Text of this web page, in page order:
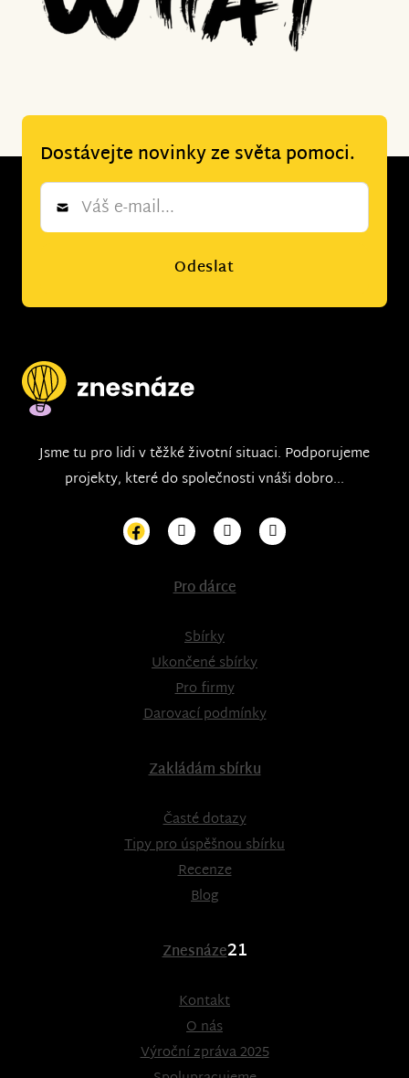
Dostávejte novinky ze světa pomoci.
Newsletter
Odeslat
Jsme tu pro lidi v těžké životní situaci. Podporujeme
projekty, které do společnosti vnáši dobro...
Pro dárce
Sbírky
Ukončené sbírky
Pro firmy
Darovací podmínky
Zakládám sbírku
Časté dotazy
Tipy pro úspěšnou sbírku
Recenze
Blog
Znesnáze21
Kontakt
O nás
Výroční zpráva 2025